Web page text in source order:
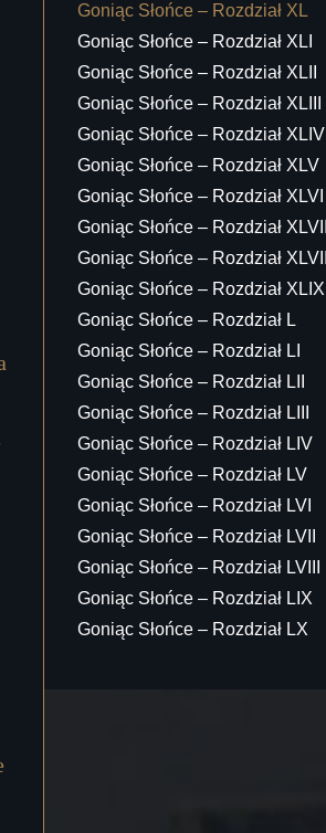
Goniąc Słońce – Rozdział XL
Goniąc Słońce – Rozdział XLI
Goniąc Słońce – Rozdział XLII
Goniąc Słońce – Rozdział XLIII
Goniąc Słońce – Rozdział XLIV
Goniąc Słońce – Rozdział XLV
Goniąc Słońce – Rozdział XLVI
Goniąc Słońce – Rozdział XLVII
Goniąc Słońce – Rozdział XLVIII
Goniąc Słońce – Rozdział XLIX
Goniąc Słońce – Rozdział L
Goniąc Słońce – Rozdział LI
Goniąc Słońce – Rozdział LII
Goniąc Słońce – Rozdział LIII
Goniąc Słońce – Rozdział LIV
Goniąc Słońce – Rozdział LV
Goniąc Słońce – Rozdział LVI
Goniąc Słońce – Rozdział LVII
Goniąc Słońce – Rozdział LVIII
Goniąc Słońce – Rozdział LIX
Goniąc Słońce – Rozdział LX